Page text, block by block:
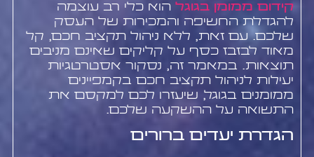
קידום ממומן בגוגלהוא כלי רב עוצמה
להגדלת החשיפה והמכירות של העסק
שלכם. עם זאת, ללא ניהול תקציב חכם, קל
מאוד לבזבז כסף על קליקים שאינם מניבים
תוצאות. במאמר זה, נסקור אסטרטגיות
יעילות לניהול תקציב חכם בקמפיינים
ממומנים בגוגל, שיעזרו לכם למקסם את
התשואה על ההשקעה שלכם.
הגדרת יעדים ברורים